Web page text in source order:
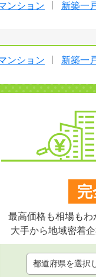
ンション 新築一
ンション 新築一
最高価格も相場もわ
大手から地域密着企